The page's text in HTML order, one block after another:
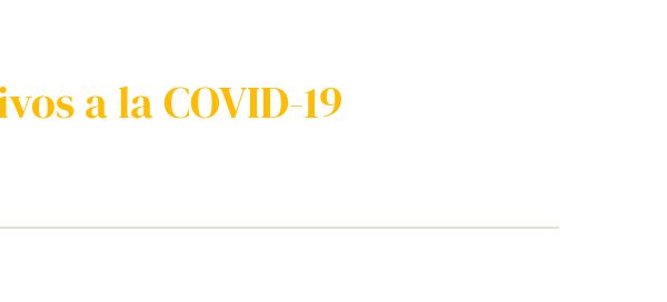
a la COVID-19